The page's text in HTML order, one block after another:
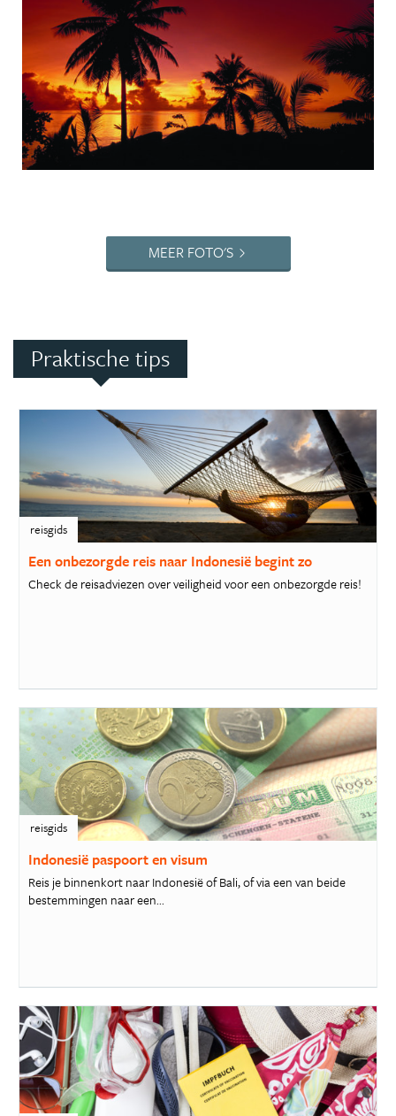
MEER FOTO'S
Praktische tips
reisgids
Een onbezorgde reis naar Indonesië begint zo
Check de reisadviezen over veiligheid voor een onbezorgde reis!
reisgids
Indonesië paspoort en visum
Reis je binnenkort naar Indonesië of Bali, of via een van beide
bestemmingen naar een...